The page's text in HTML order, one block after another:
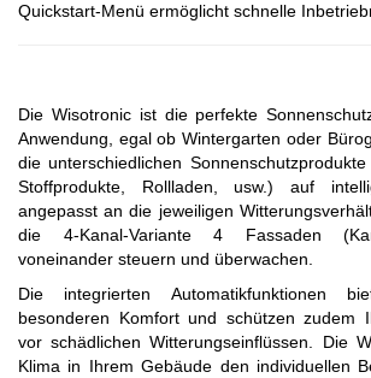
Quickstart-Menü ermöglicht schnelle
Die Wisotronic ist die perfekte
Anwendung, egal ob Wintergarten oder
die unterschiedlichen
Stoffprodukte, Rollladen, usw.) auf
angepasst an die jeweiligen
die 4-Kanal-Variante 4 Fassaden
voneinander steuern und überwachen.
Die integrierten Automatikfunktionen
besonderen Komfort und schützen zudem
vor schädlichen Witterungseinflüssen. Die
Klima in Ihrem Gebäude den individuellen